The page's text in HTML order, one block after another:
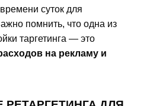
суток для
помнить, что одна из
таргетинга — это
на рекламу и